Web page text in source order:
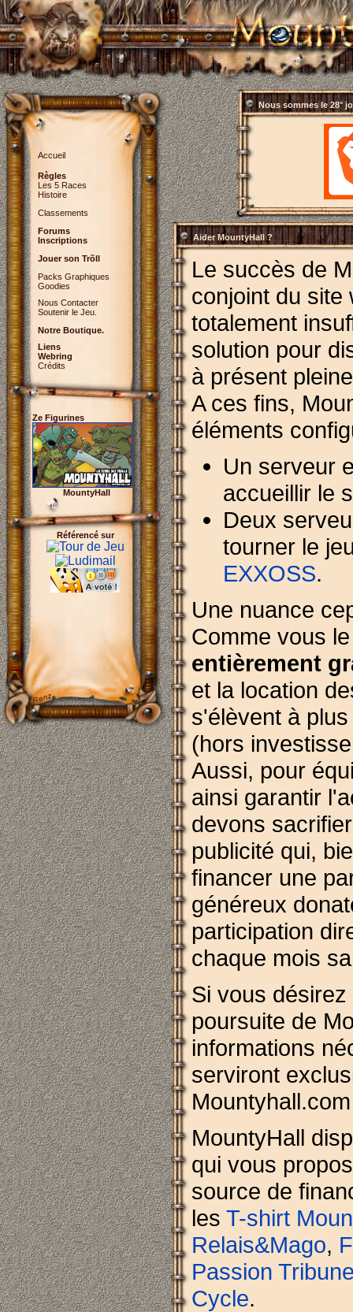
Accueil
Règles
Les 5 Races
Histoire
Classements
Forums
Inscriptions
Jouer son Trõll
Packs Graphiques
Goodies
Nous Contacter
Soutenir le Jeu.
Notre Boutique.
Liens
Webring
Crédits
Ze Figurines
MountyHall
Référencé sur
Nous sommes le 28°
Aider MountyHall ?
Le succès de
conjoint du site
totalement
solution pour
à présent
A ces fins,
éléments
Un serveur
accueillir le
Deux
tourner le
EXXOSS.
Une nuance
Comme vous
entièrement
et la location
s'élèvent à
(hors
Aussi, pour
ainsi garantir
devons
publicité qui,
financer une
généreux
participation
chaque mois
Si vous
poursuite de
informations
serviront
MountyHall
qui vous
source de
les T-shirt
Relais&Mago,
Passion
Cycle.